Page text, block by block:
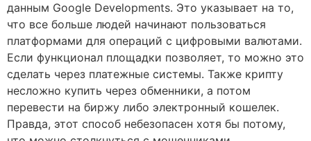
данным Google Developments. Это указывает на то,
что все больше людей начинают пользоваться
платформами для операций с цифровыми валютами.
Если функционал площадки позволяет, то можно это
сделать через платежные системы. Также крипту
несложно купить через обменники, а потом
перевести на биржу либо электронный кошелек.
Правда, этот способ небезопасен хотя бы потому,